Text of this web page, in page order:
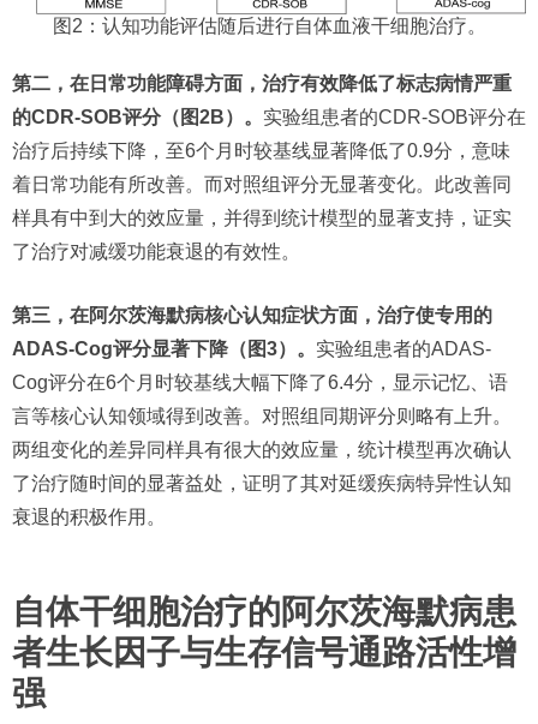
图2：认知功能评估随后进行自体血液干细胞治疗。
第二，在日常功能障碍方面，治疗有效降低了标志病情严重
的CDR-SOB评分（图2B）。 实验组患者的CDR-SOB评分在
治疗后持续下降，至6个月时较基线显著降低了0.9分，意味
着日常功能有所改善。而对照组评分无显著变化。此改善同
样具有中到大的效应量，并得到统计模型的显著支持，证实
了治疗对减缓功能衰退的有效性。
第三，在阿尔茨海默病核心认知症状方面，治疗使专用的
ADAS-Cog评分显著下降（图3）。 实验组患者的ADAS-
Cog评分在6个月时较基线大幅下降了6.4分，显示记忆、语
言等核心认知领域得到改善。对照组同期评分则略有上升。
两组变化的差异同样具有很大的效应量，统计模型再次确认
了治疗随时间的显著益处，证明了其对延缓疾病特异性认知
衰退的积极作用。
自体干细胞治疗的阿尔茨海默病患
者生长因子与生存信号通路活性增
强